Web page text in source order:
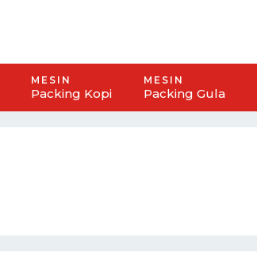
MESIN
Packing Kopi
MESIN
Packing Gula